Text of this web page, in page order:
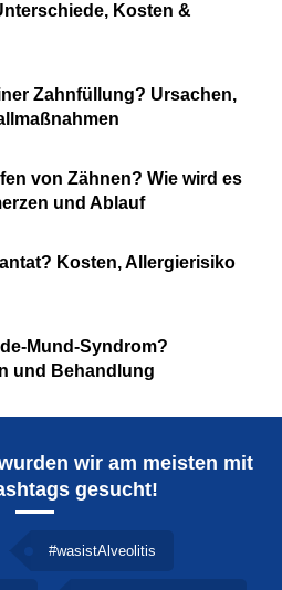
Kosten &
Zahnfüllung? Ursachen,
von Zähnen? Wie wird es
und Ablauf
Kosten, Allergierisiko
Mund-Syndrom?
und Behandlung
wir am meisten mit
gesucht!
#wasistAlveolitis